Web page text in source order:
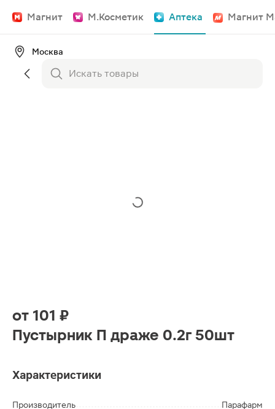
Магнит М.Косметик Аптека Магнит
Москва
от 101 ₽
Пустырник П драже 0.2г 50шт
Характеристики
Производитель
Парафарм